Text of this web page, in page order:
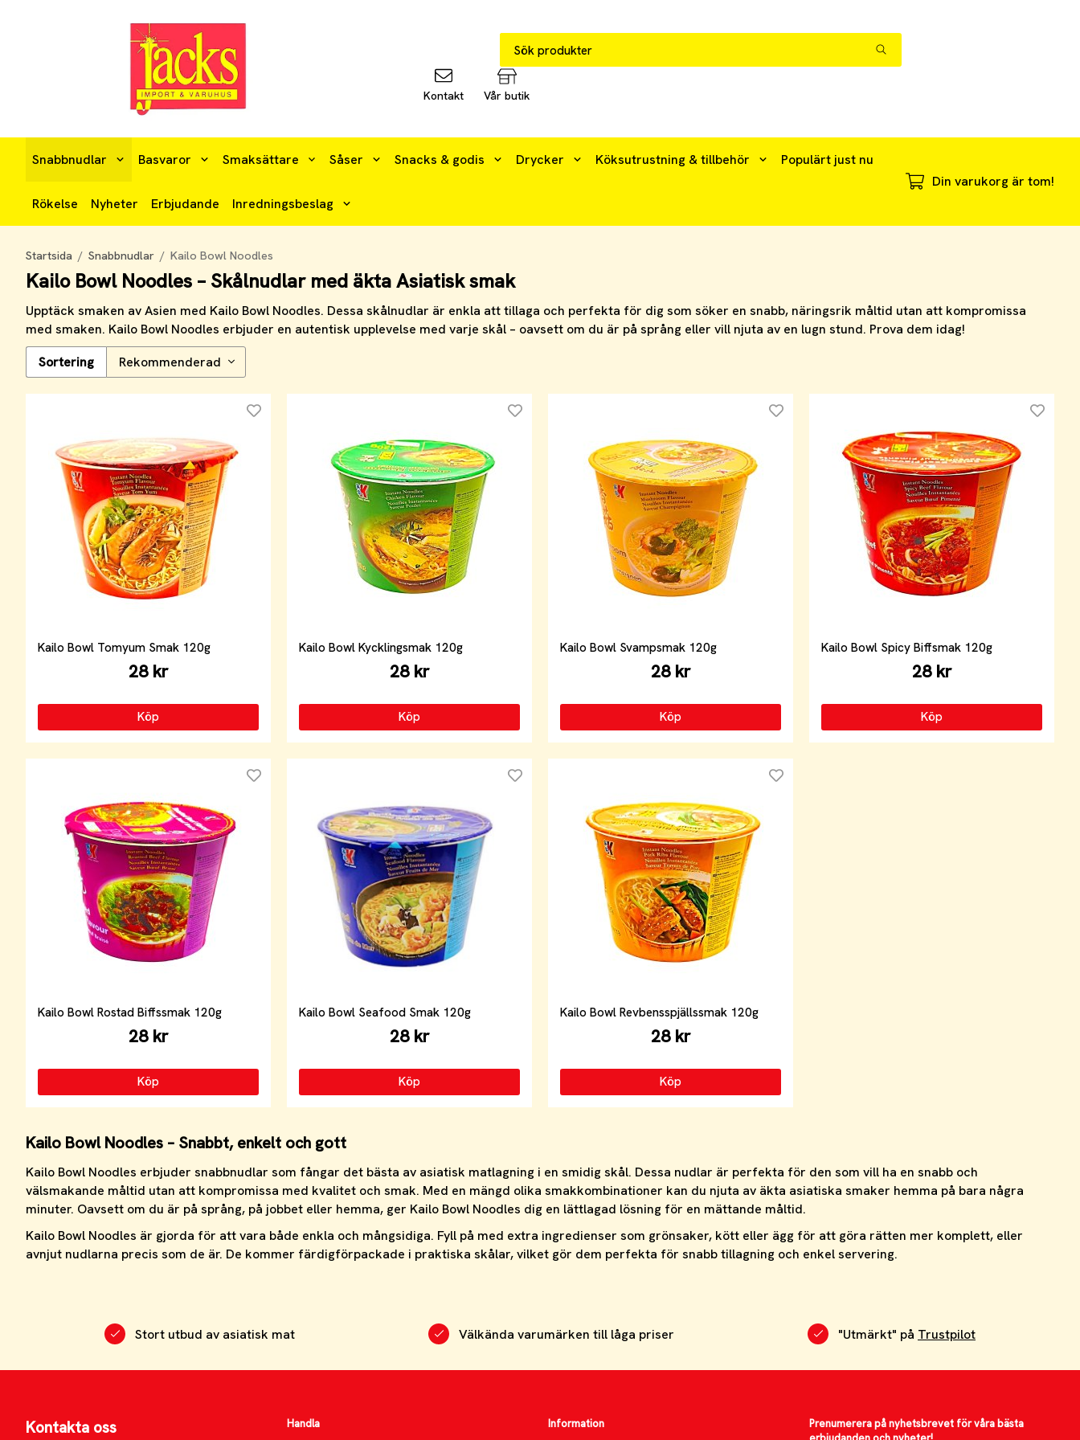
Kontakt Vår butik
Snabbnudlar Basvaror Smaksättare Såser Snacks & godis Drycker Köksutrustning & tillbehör Populärt just nu
Rökelse Nyheter Erbjudande Inredningsbeslag
Din varukorg är tom!
Startsida / Snabbnudlar / Kailo Bowl Noodles
Kailo Bowl Noodles – Skålnudlar med äkta Asiatisk smak
Upptäck smaken av Asien med Kailo Bowl Noodles. Dessa skålnudlar är enkla att tillaga och perfekta för dig som söker en snabb, näringsrik måltid utan att kompromissa
med smaken. Kailo Bowl Noodles erbjuder en autentisk upplevelse med varje skål – oavsett om du är på språng eller vill njuta av en lugn stund. Prova dem idag!
Sortering
Kailo Bowl Tomyum Smak 120g
28 kr
Köp
Kailo Bowl Kycklingsmak 120g
28 kr
Köp
Kailo Bowl Svampsmak 120g
28 kr
Köp
Kailo Bowl Spicy Biffsmak 120g
28 kr
Köp
Kailo Bowl Rostad Biffssmak 120g
28 kr
Köp
Kailo Bowl Seafood Smak 120g
28 kr
Köp
Kailo Bowl Revbensspjällssmak 120g
28 kr
Köp
Kailo Bowl Noodles – Snabbt, enkelt och gott
Kailo Bowl Noodles erbjuder snabbnudlar som fångar det bästa av asiatisk matlagning i en smidig skål. Dessa nudlar är perfekta för den som vill ha en snabb och
välsmakande måltid utan att kompromissa med kvalitet och smak. Med en mängd olika smakkombinationer kan du njuta av äkta asiatiska smaker hemma på bara några
minuter. Oavsett om du är på språng, på jobbet eller hemma, ger Kailo Bowl Noodles dig en lättlagad lösning för en mättande måltid.
Kailo Bowl Noodles är gjorda för att vara både enkla och mångsidiga. Fyll på med extra ingredienser som grönsaker, kött eller ägg för att göra rätten mer komplett, eller
avnjut nudlarna precis som de är. De kommer färdigförpackade i praktiska skålar, vilket gör dem perfekta för snabb tillagning och enkel servering.
Stort utbud av asiatisk mat Välkända varumärken till låga priser "Utmärkt" på Trustpilot
Kontakta oss Handla Information
Prenumerera på nyhetsbrevet för våra bästa